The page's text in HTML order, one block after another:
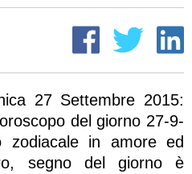
27 Settembre 2015:
del giorno 27-9-
zodiacale in amore ed
segno del giorno è